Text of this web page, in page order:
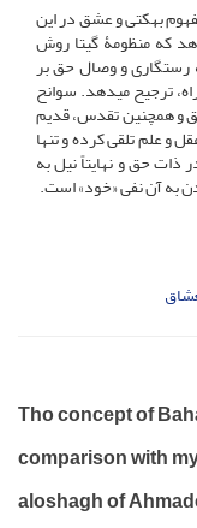
بهکتی و عشق در این
که منظومۀ گیتا روش
رستگاری و وصال حق بر
ترجیح می­دهد. سوانح
و همچنین تقدس، قدیم
و علم تلقی کرده و تنها
ذات حق و نهایتاً نیل به
به آن نفی «خود» است.
Tho concept of
comparison with
aloshagh of